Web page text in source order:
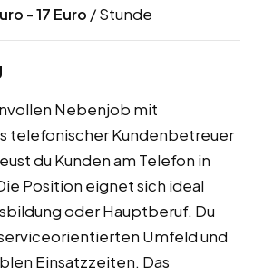
-17 Euro / Stunde
Nebenjob mit
telefonischer Kundenbetreuer
du Kunden am Telefon in
Position eignet sich ideal
oder Hauptberuf. Du
Umfeld und
Einsatzzeiten. Das